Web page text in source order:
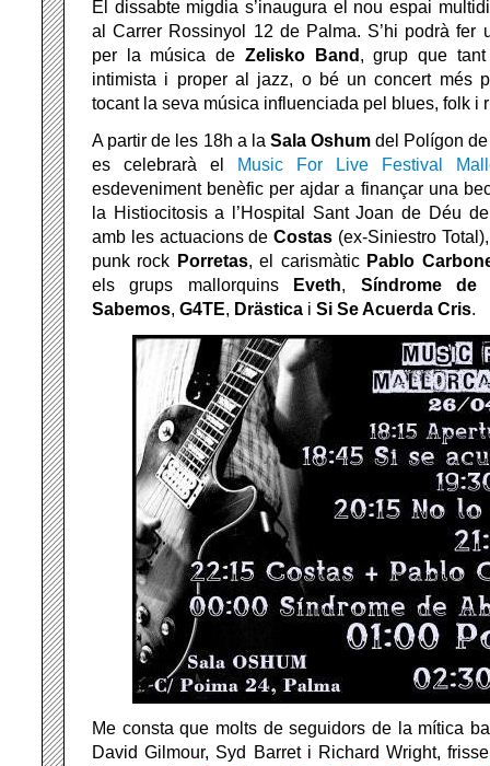
El dissabte migdia s’inaugura el nou espai
al Carrer Rossinyol 12 de Palma. S’hi podrà fer
per la música de Zelisko Band , grup que
intimista i proper al jazz, o bé un concert més
tocant la seva música influenciada pel blues, folk i
A partir de les 18h a la Sala Oshum del Polígon
es celebrarà el
Music For Live Festival
esdeveniment benèfic per ajdar a finançar una
la Histiocitosis a l’Hospital Sant Joan de Déu
amb les actuacions deCostas (ex-Siniestro
punk rock Porretas, el carismàtic Pablo
els grups mallorquins
Eveth, Síndrome de
Sabemos, G4TE, Drästica i Si Se Acuerda Cris.
Me consta que molts de seguidors de la mítica
David Gilmour, Syd Barret i Richard Wright,